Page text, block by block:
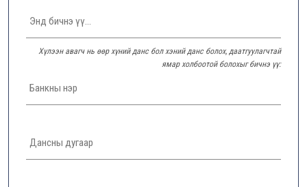
Хүлээн авагч нь өөр хүний данс бол хэний данс болох, даатгуулагчтай
ямар холбоотой болохыг бичнэ үү: